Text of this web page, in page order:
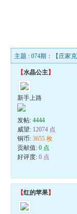
主题 : 074期：【庄家
【水晶公主】
新手上路
发帖:4444
威望: 12074 点
铜币:3655 枚
贡献值:0 点
好评度:0 点
【红的苹果】